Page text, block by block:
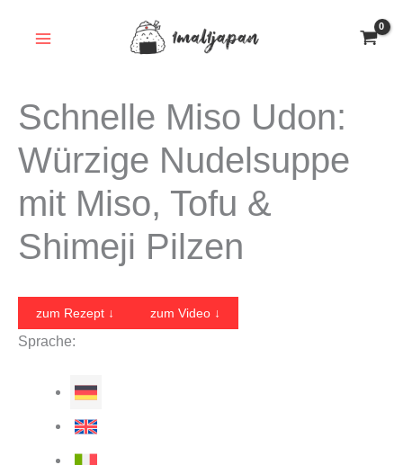
Schnelle Miso Udon:
Würzige Nudelsuppe
mit Miso, Tofu &
Shimeji Pilzen
zum Rezept ↓ zum Video ↓
Sprache: